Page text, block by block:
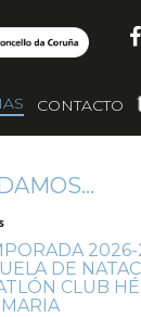
CONTACTO
DE
CLUB